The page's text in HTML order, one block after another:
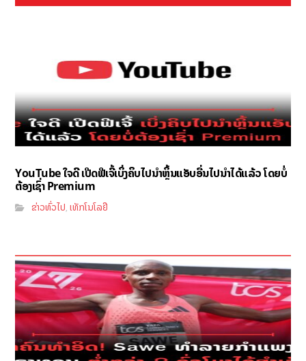
YouTube ໃຈດີ ເປີດຟີເຈີ້ເບິ່ງຄິບໄປນຳຫຼິ້ນແອັບອື່ນໄປນຳໄດ້ແລ້ວ ໂດຍບໍ່
ຕ້ອງເຊົ່າ Premium
ຂ່າວທົ່ວໄປ,ເທັກໂນໂລຢີ